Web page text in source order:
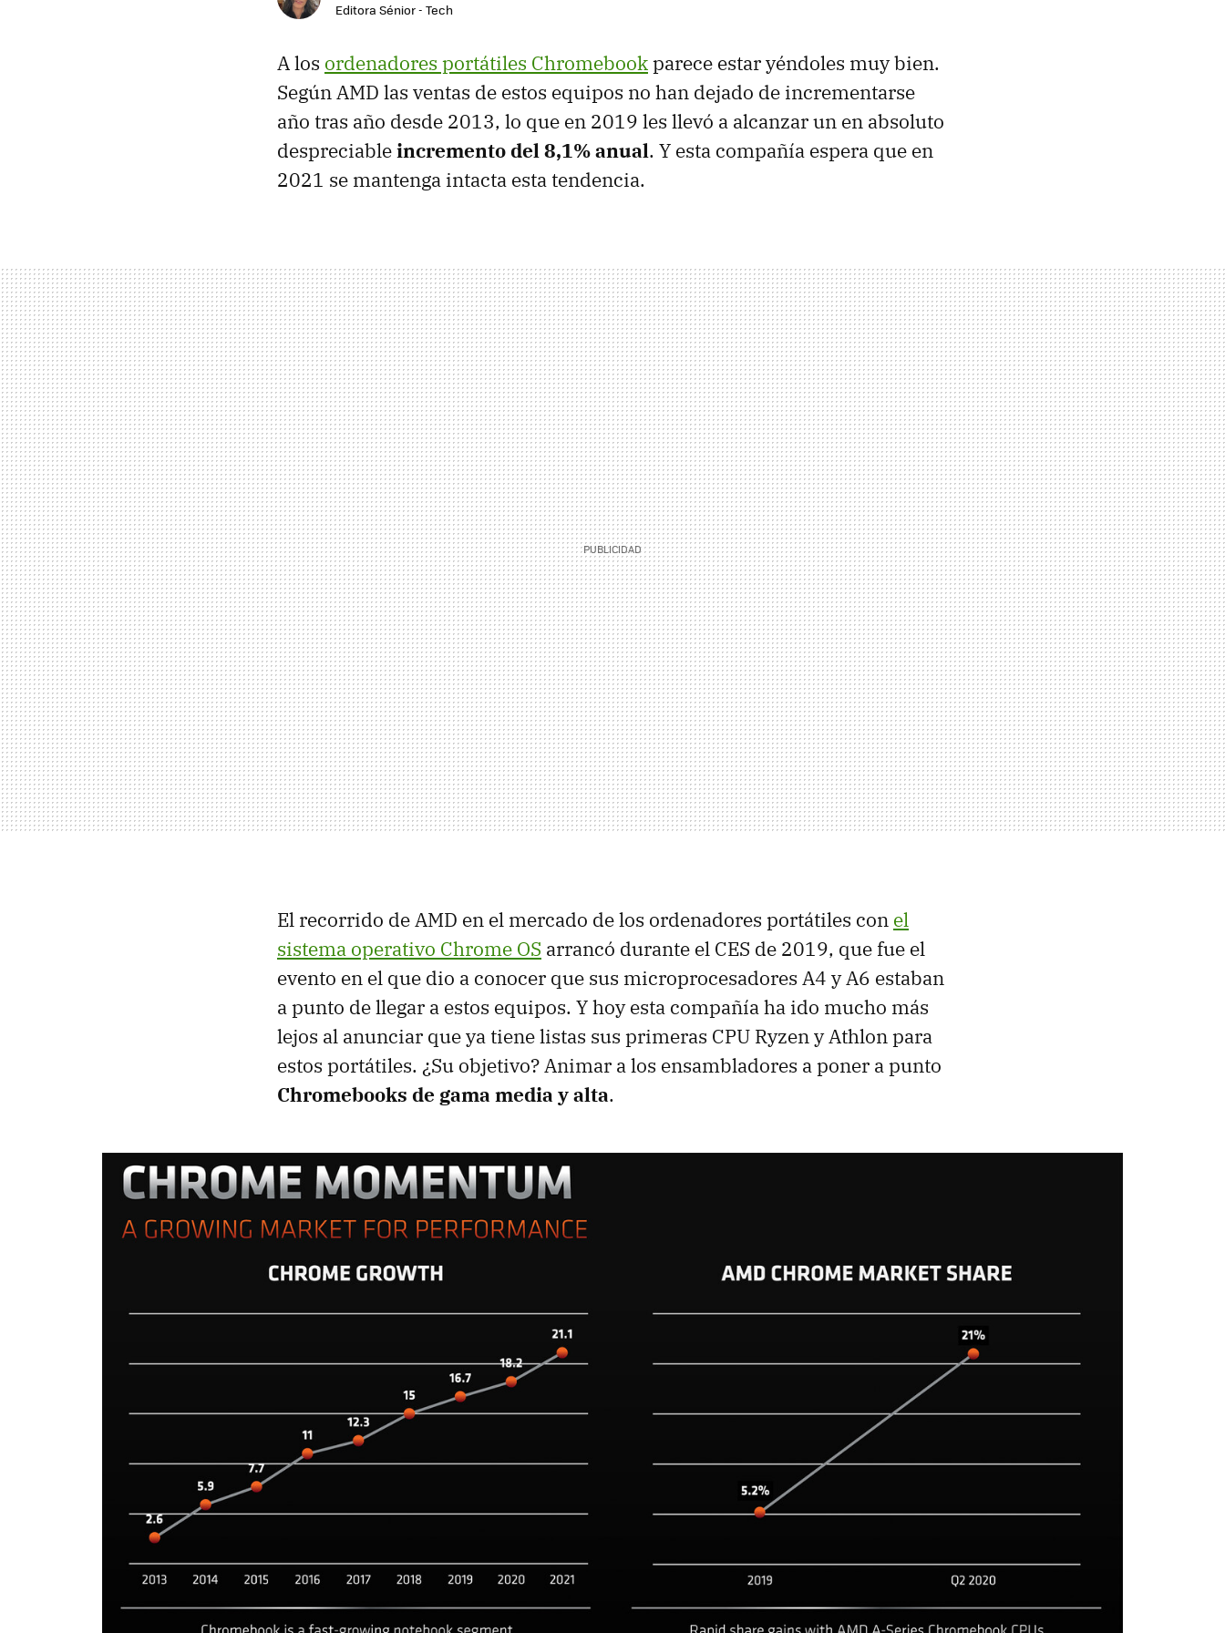
Editora Sénior - Tech
A los ordenadores portátiles Chromebookparece estar yéndoles muy bien.
Según AMD las ventas de estos equipos no han dejado de incrementarse
año tras año desde 2013, lo que en 2019 les llevó a alcanzar un en absoluto
despreciableincremento del 8,1% anual. Y esta compañía espera que en
2021 se mantenga intacta esta tendencia.
El recorrido de AMD en el mercado de los ordenadores portátiles con el
sistema operativo Chrome OS arrancó durante el CES de 2019, que fue el
evento en el que dio a conocer que sus microprocesadores A4 y A6 estaban
a punto de llegar a estos equipos. Y hoy esta compañía ha ido mucho más
lejos al anunciar que ya tiene listas sus primeras CPU Ryzen y Athlon para
estos portátiles. ¿Su objetivo? Animar a los ensambladores a poner a punto
Chromebooks de gama media y alta.